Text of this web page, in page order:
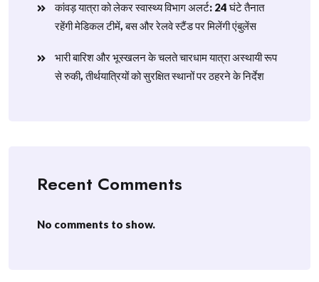
​कांवड़ यात्रा को लेकर स्वास्थ्य विभाग अलर्ट: 24 घंटे तैनात
रहेंगी मेडिकल टीमें, बस और रेलवे स्टैंड पर मिलेंगी एंबुलेंस
​भारी बारिश और भूस्खलन के चलते चारधाम यात्रा अस्थायी रूप
से रुकी, तीर्थयात्रियों को सुरक्षित स्थानों पर ठहरने के निर्देश
Recent Comments
No comments to show.